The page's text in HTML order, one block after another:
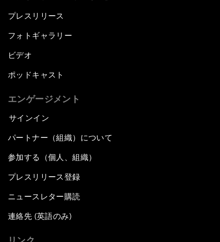
プレスリリース
フォトギャラリー
ビデオ
ポッドキャスト
エンゲージメント
サインイン
パートナー（組織）について
参加する（個人、組織）
プレスリリース登録
ニュースレター購読
連絡先 (英語のみ)